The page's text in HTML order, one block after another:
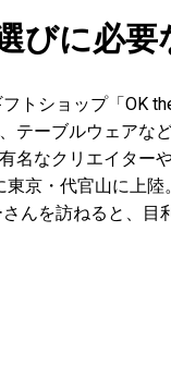
びに必要
トショップ「OK
テーブルウェアな
名なクリエイター
京・代官山に上陸
んを訪ねると、目